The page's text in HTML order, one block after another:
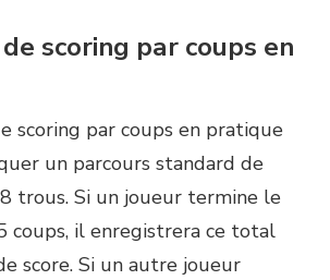
scoring par coups en
scoring par coups en pratique
un parcours standard de
trous. Si un joueur termine le
coups, il enregistrera ce total
score. Si un autre joueur